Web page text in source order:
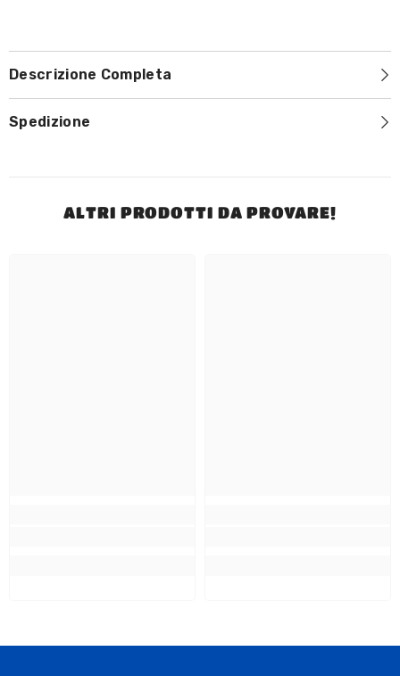
Descrizione Completa
Spedizione
ALTRI PRODOTTI DA PROVARE!